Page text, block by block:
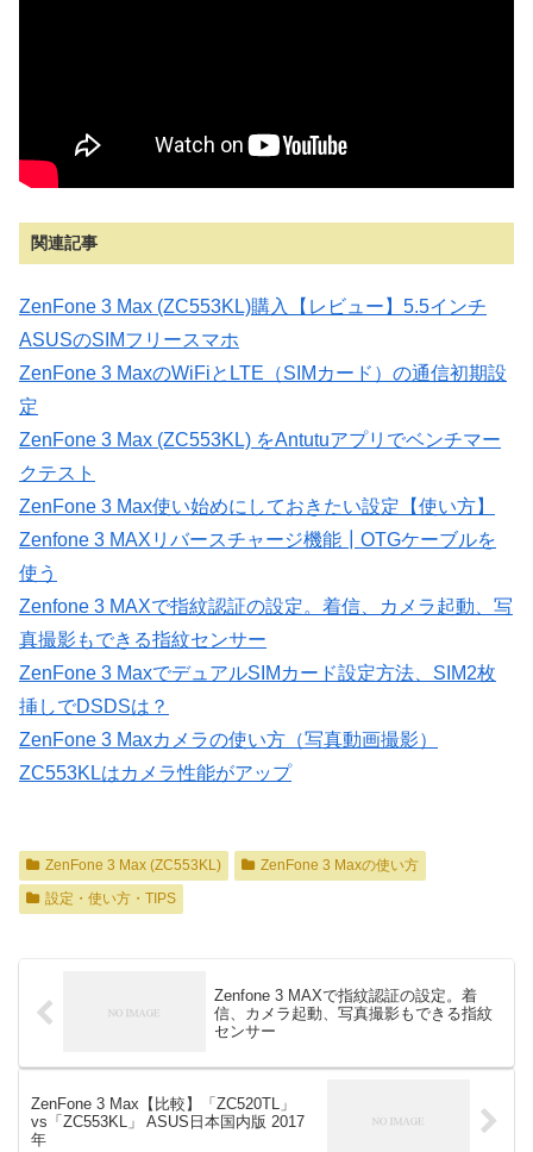
関連記事
ZenFone 3 Max (ZC553KL)購入【レビュー】5.5インチ
ASUSのSIMフリースマホ
ZenFone 3 MaxのWiFiとLTE（SIMカード）の通信初期設
定
ZenFone 3 Max (ZC553KL) をAntutuアプリでベンチマー
クテスト
ZenFone 3 Max使い始めにしておきたい設定【使い方】
Zenfone 3 MAXリバースチャージ機能┃OTGケーブルを
使う
Zenfone 3 MAXで指紋認証の設定。着信、カメラ起動、写
真撮影もできる指紋センサー
ZenFone 3 MaxでデュアルSIMカード設定方法、SIM2枚
挿しでDSDSは？
ZenFone 3 Maxカメラの使い方（写真動画撮影）
ZC553KLはカメラ性能がアップ
ZenFone 3 Max (ZC553KL)
ZenFone 3 Maxの使い方
設定・使い方・TIPS
Zenfone 3 MAXで指紋認証の設定。着
信、カメラ起動、写真撮影もできる指紋
センサー
ZenFone 3 Max【比較】「ZC520TL」
vs「ZC553KL」 ASUS日本国内版 2017
年